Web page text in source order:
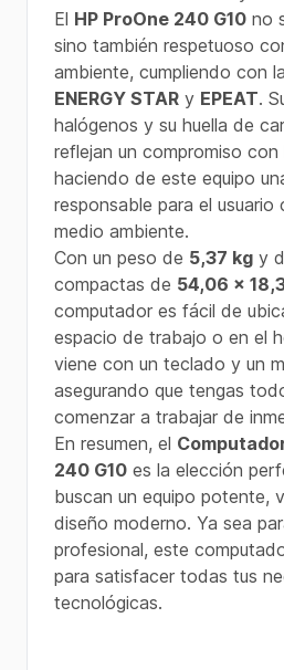
El HP ProOne 240 G10 no
sino también respetuoso
ambiente, cumpliendo con
ENERGY STAR y EPEAT.
halógenos y su huella de
reflejan un compromiso
haciendo de este equipo
responsable para el usuario
medio ambiente.
Con un peso de 5,37 kg y
compactas de 54,06 x
computador es fácil de
espacio de trabajo o en el
viene con un teclado y un
asegurando que tengas
comenzar a trabajar de
En resumen, el
240 G10 es la elección
buscan un equipo potente,
diseño moderno. Ya sea
profesional, este
para satisfacer todas tus
tecnológicas.